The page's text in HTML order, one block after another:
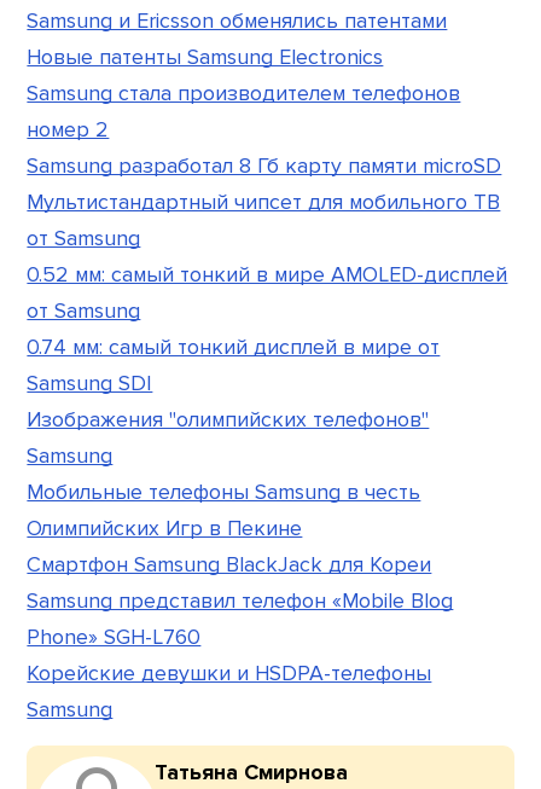
Samsung и Ericsson обменялись патентами
Новые патенты Samsung Electronics
Samsung стала производителем телефонов
номер 2
Samsung разработал 8 Гб карту памяти microSD
Мультистандартный чипсет для мобильного ТВ
от Samsung
0.52 мм: самый тонкий в мире AMOLED-дисплей
от Samsung
0.74 мм: самый тонкий дисплей в мире от
Samsung SDI
Изображения "олимпийских телефонов"
Samsung
Мобильные телефоны Samsung в честь
Олимпийских Игр в Пекине
Смартфон Samsung BlackJack для Кореи
Samsung представил телефон «Mobile Blog
Phone» SGH-L760
Корейские девушки и HSDPA-телефоны
Samsung
Татьяна Смирнова